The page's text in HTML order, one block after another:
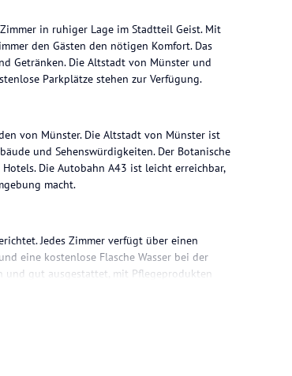
in ruhiger Lage im Stadtteil Geist. Mit
den Gästen den nötigen Komfort. Das
Getränken. Die Altstadt von Münster und
Parkplätze stehen zur Verfügung.
von Münster. Die Altstadt von Münster ist
und Sehenswürdigkeiten. Der Botanische
Die Autobahn A43 ist leicht erreichbar,
macht.
Jedes Zimmer verfügt über einen
eine kostenlose Flasche Wasser bei der
und gut ausgestattet, mit Pflegeprodukten